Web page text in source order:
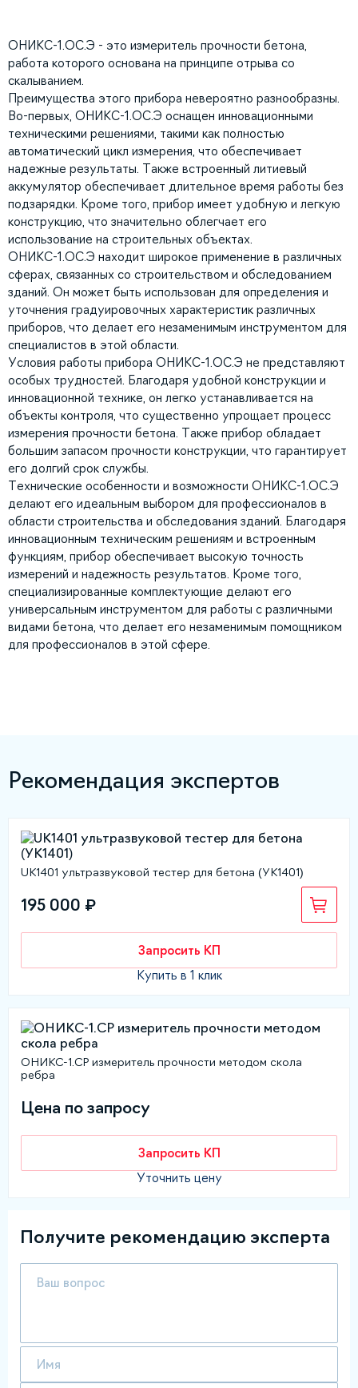
ОНИКС-1.ОС.Э - это измеритель прочности бетона,
работа которого основана на принципе отрыва со
скалыванием.
Преимущества этого прибора невероятно разнообразны.
Во-первых, ОНИКС-1.ОС.Э оснащен инновационными
техническими решениями, такими как полностью
автоматический цикл измерения, что обеспечивает
надежные результаты. Также встроенный литиевый
аккумулятор обеспечивает длительное время работы без
подзарядки. Кроме того, прибор имеет удобную и легкую
конструкцию, что значительно облегчает его
использование на строительных объектах.
ОНИКС-1.ОС.Э находит широкое применение в различных
сферах, связанных со строительством и обследованием
зданий. Он может быть использован для определения и
уточнения градуировочных характеристик различных
приборов, что делает его незаменимым инструментом для
специалистов в этой области.
Условия работы прибора ОНИКС-1.ОС.Э не представляют
особых трудностей. Благодаря удобной конструкции и
инновационной технике, он легко устанавливается на
объекты контроля, что существенно упрощает процесс
измерения прочности бетона. Также прибор обладает
большим запасом прочности конструкции, что гарантирует
его долгий срок службы.
Технические особенности и возможности ОНИКС-1.ОС.Э
делают его идеальным выбором для профессионалов в
области строительства и обследования зданий. Благодаря
инновационным техническим решениям и встроенным
функциям, прибор обеспечивает высокую точность
измерений и надежность результатов. Кроме того,
специализированные комплектующие делают его
универсальным инструментом для работы с различными
видами бетона, что делает его незаменимым помощником
для профессионалов в этой сфере.
Рекомендация экспертов
UK1401 ультразвуковой тестер для бетона (УК1401)
195 000 ₽
Запросить КП
Купить в 1 клик
ОНИКС-1.СР измеритель прочности методом скола
ребра
Цена по запросу
Запросить КП
Уточнить цену
Получите рекомендацию эксперта